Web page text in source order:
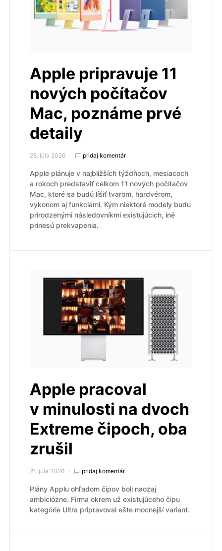
Apple pripravuje 11
nových počítačov
Mac, poznáme prvé
detaily
28. júla 2026 pridaj komentár
Apple plánuje v najbližších týždňoch, mesiacoch
a rokoch predstaviť celkom 11 nových počítačov
Mac, ktoré sa budú líšiť tvarom, hardvérom,
výkonom aj funkciami. Kým niektoré modely budú
prirodzenými následovníkmi existujúcich, iné
prinesú prekvapenia.
Apple pracoval
v minulosti na dvoch
Extreme čipoch, oba
zrušil
21. júla 2026 pridaj komentár
Plány Applu ohľadom čipov boli naozaj
ambiciózne. Firma okrem už existujúceho čipu
kategórie Ultra pripravoval ešte mocnejší variant.